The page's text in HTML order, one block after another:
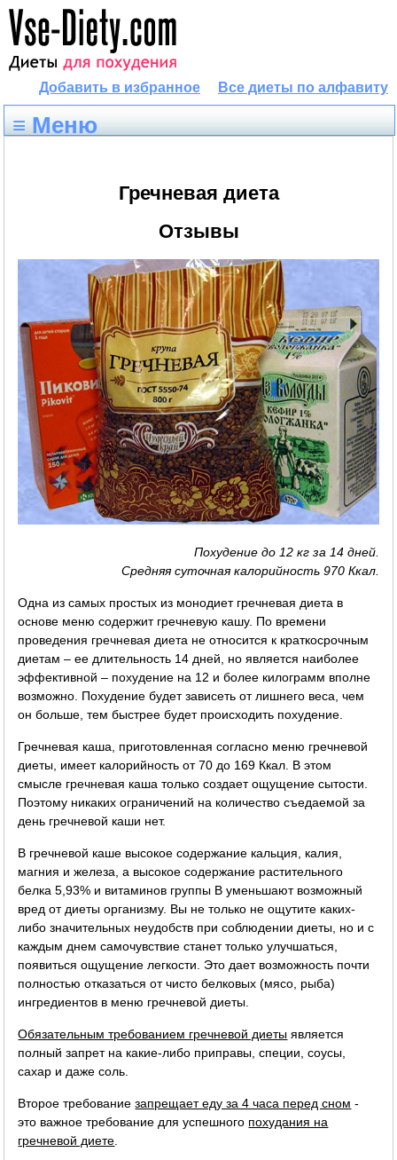
Все диеты по алфавиту
Добавить в избранное
≡ Меню
Гречневая диета
Отзывы
Похудение до 12 кг за 14 дней.
Средняя суточная калорийность 970 Ккал.
Одна из самых простых из монодиет гречневая диета в
основе меню содержит гречневую кашу. По времени
проведения гречневая диета не относится к краткосрочным
диетам – ее длительность 14 дней, но является наиболее
эффективной – похудение на 12 и более килограмм вполне
возможно. Похудение будет зависеть от лишнего веса, чем
он больше, тем быстрее будет происходить похудение.
Гречневая каша, приготовленная согласно меню гречневой
диеты, имеет калорийность от 70 до 169 Ккал. В этом
смысле гречневая каша только создает ощущение сытости.
Поэтому никаких ограничений на количество съедаемой за
день гречневой каши нет.
В гречневой каше высокое содержание кальция, калия,
магния и железа, а высокое содержание растительного
белка 5,93% и витаминов группы B уменьшают возможный
вред от диеты организму. Вы не только не ощутите каких-
либо значительных неудобств при соблюдении диеты, но и с
каждым днем самочувствие станет только улучшаться,
появиться ощущение легкости. Это дает возможность почти
полностью отказаться от чисто белковых (мясо, рыба)
ингредиентов в меню гречневой диеты.
Обязательным требованием гречневой диеты является
полный запрет на какие-либо приправы, специи, соусы,
сахар и даже соль.
Второе требованиезапрещает еду за 4 часа перед сном -
это важное требование для успешного похудания на
гречневой диете